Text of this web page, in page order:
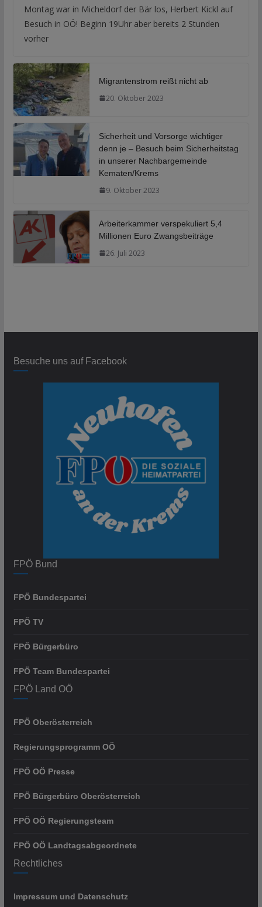
Montag war in Micheldorf der Bär los, Herbert Kickl auf
Besuch in OÖ! Beginn 19Uhr aber bereits 2 Stunden
vorher
Migrantenstrom reißt nicht ab
20. Oktober 2023
Sicherheit und Vorsorge wichtiger
denn je – Besuch beim Sicherheitstag
in unserer Nachbargemeinde
Kematen/Krems
9. Oktober 2023
Arbeiterkammer verspekuliert 5,4
Millionen Euro Zwangsbeiträge
26. Juli 2023
Besuche uns auf Facebook
FPÖ Bund
FPÖ Bundespartei
FPÖ TV
FPÖ Bürgerbüro
FPÖ Team Bundespartei
FPÖ Land OÖ
FPÖ Oberösterreich
Regierungsprogramm OÖ
FPÖ OÖ Presse
FPÖ Bürgerbüro Oberösterreich
FPÖ OÖ Regierungsteam
FPÖ OÖ Landtagsabgeordnete
Rechtliches
Impressum und Datenschutz